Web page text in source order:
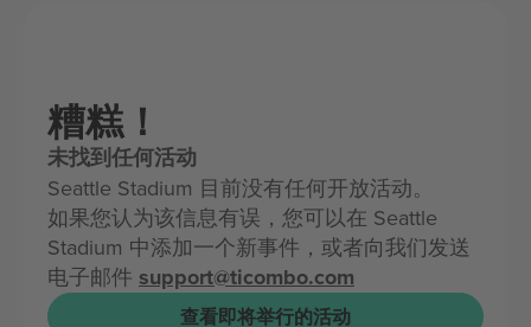
糟糕！
未找到任何活动
Seattle Stadium 目前没有任何开放活动。
如果您认为该信息有误，您可以在 Seattle
Stadium 中添加一个新事件，或者向我们发送
电子邮件 support@ticombo.com
查看即将举行的活动